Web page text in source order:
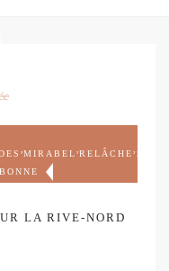
,MIRABEL ,RELÂCHE ST-
LA RIVE-NORD